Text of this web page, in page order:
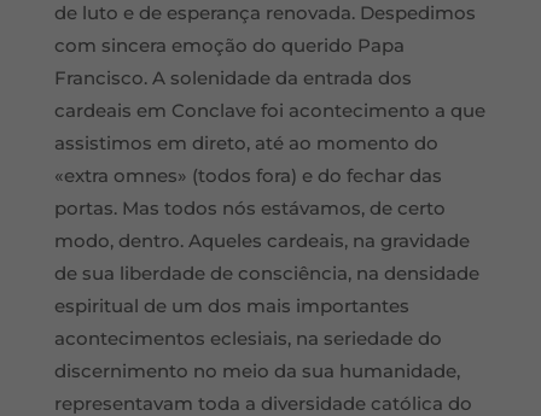
de luto e de esperança renovada. Despedimos
com sincera emoção do querido Papa
Francisco. A solenidade da entrada dos
cardeais em Conclave foi acontecimento a que
assistimos em direto, até ao momento do
«extra omnes» (todos fora) e do fechar das
portas. Mas todos nós estávamos, de certo
modo, dentro. Aqueles cardeais, na gravidade
de sua liberdade de consciência, na densidade
espiritual de um dos mais importantes
acontecimentos eclesiais, na seriedade do
discernimento no meio da sua humanidade,
representavam toda a diversidade católica do